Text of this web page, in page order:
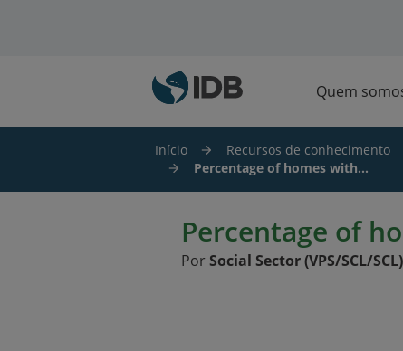
Quem
Início Recursos de conhecimento
Percentage of homes with...
Percentage of
Por Social Sector (VPS/SCL/SCL)